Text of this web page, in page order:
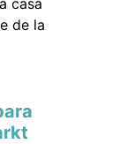
casa
de la